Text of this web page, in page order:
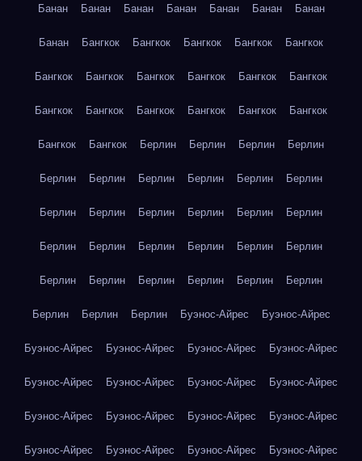
Банан Банан Банан Банан Банан Банан Банан
Банан Бангкок Бангкок Бангкок Бангкок Бангкок
Бангкок Бангкок Бангкок Бангкок Бангкок Бангкок
Бангкок Бангкок Бангкок Бангкок Бангкок Бангкок
Бангкок Бангкок Берлин Берлин Берлин Берлин
Берлин Берлин Берлин Берлин Берлин Берлин
Берлин Берлин Берлин Берлин Берлин Берлин
Берлин Берлин Берлин Берлин Берлин Берлин
Берлин Берлин Берлин Берлин Берлин Берлин
Берлин Берлин Берлин Буэнос-Айрес Буэнос-Айрес
Буэнос-Айрес Буэнос-Айрес Буэнос-Айрес Буэнос-Айрес
Буэнос-Айрес Буэнос-Айрес Буэнос-Айрес Буэнос-Айрес
Буэнос-Айрес Буэнос-Айрес Буэнос-Айрес Буэнос-Айрес
Буэнос-Айрес Буэнос-Айрес Буэнос-Айрес Буэнос-Айрес